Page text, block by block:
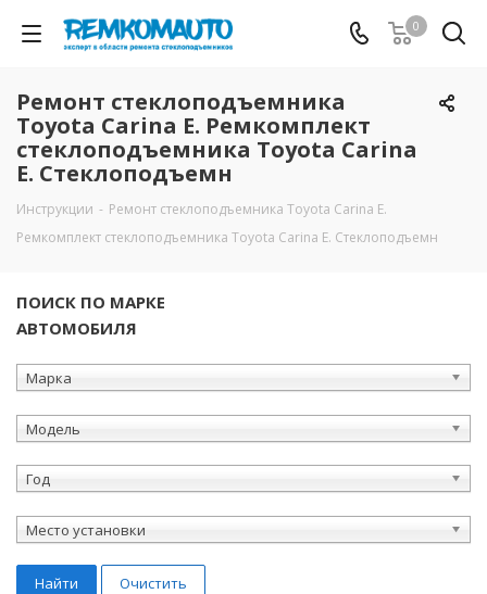
0
Ремонт стеклоподъемника
Toyota Carina E. Ремкомплект
стеклоподъемника Toyota Carina
E. Стеклоподъемн
Инструкции - Ремонт стеклоподъемника Toyota Carina E.
Ремкомплект стеклоподъемника Toyota Carina E. Стеклоподъемн
ПОИСК ПО МАРКЕ
АВТОМОБИЛЯ
Марка
Модель
Год
Место установки
Найти Очистить